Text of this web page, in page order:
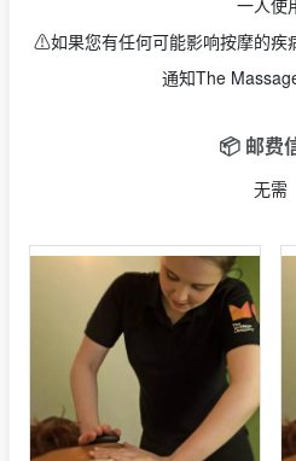
⚠️如果您有任何可能影响按摩的疾
通知The
📦 邮费
无需